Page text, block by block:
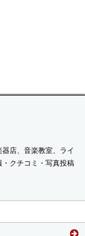
店、音楽教室、ライ
クチコミ・写真投稿